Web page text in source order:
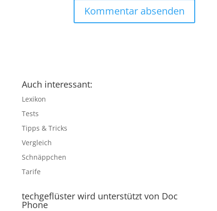
Auch interessant:
Lexikon
Tests
Tipps & Tricks
Vergleich
Schnäppchen
Tarife
techgeflüster wird unterstützt von Doc
Phone